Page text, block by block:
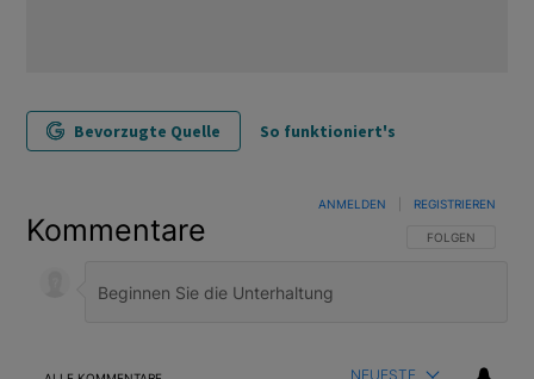
Bevorzugte Quelle So funktioniert's
Kommentare FOLGE DIESER
FOLGEN
ANMELDEN REGISTRIEREN
NEUESTE